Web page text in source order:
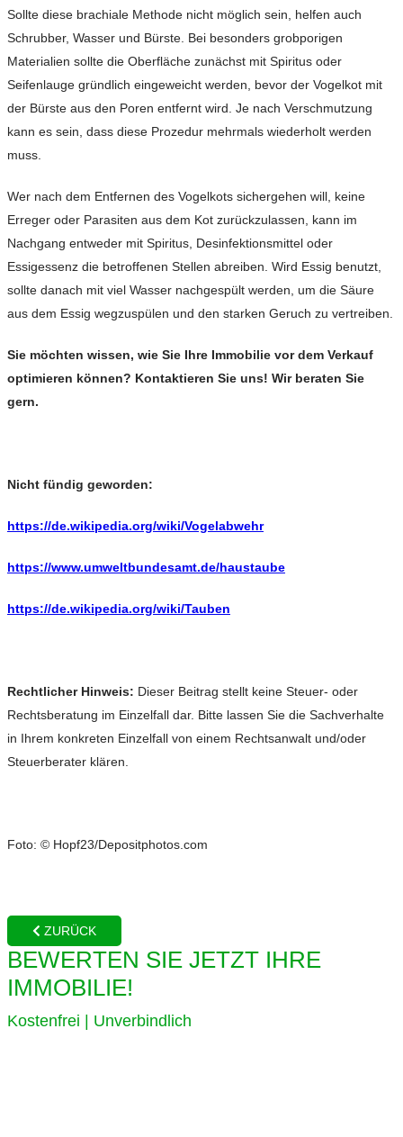
Sollte diese brachiale Methode nicht möglich sein, helfen auch
Schrubber, Wasser und Bürste. Bei besonders grobporigen
Materialien sollte die Oberfläche zunächst mit Spiritus oder
Seifenlauge gründlich eingeweicht werden, bevor der Vogelkot mit
der Bürste aus den Poren entfernt wird. Je nach Verschmutzung
kann es sein, dass diese Prozedur mehrmals wiederholt werden
muss.
Wer nach dem Entfernen des Vogelkots sichergehen will, keine
Erreger oder Parasiten aus dem Kot zurückzulassen, kann im
Nachgang entweder mit Spiritus, Desinfektionsmittel oder
Essigessenz die betroffenen Stellen abreiben. Wird Essig benutzt,
sollte danach mit viel Wasser nachgespült werden, um die Säure
aus dem Essig wegzuspülen und den starken Geruch zu vertreiben.
Sie möchten wissen, wie Sie Ihre Immobilie vor dem Verkauf
optimieren können? Kontaktieren Sie uns! Wir beraten Sie
gern.
Nicht fündig geworden:
https://de.wikipedia.org/wiki/Vogelabwehr
https://www.umweltbundesamt.de/haustaube
https://de.wikipedia.org/wiki/Tauben
Rechtlicher Hinweis: Dieser Beitrag stellt keine Steuer- oder
Rechtsberatung im Einzelfall dar. Bitte lassen Sie die Sachverhalte
in Ihrem konkreten Einzelfall von einem Rechtsanwalt und/oder
Steuerberater klären.
Foto: © Hopf23/Depositphotos.com
ZURÜCK
BEWERTEN SIE JETZT IHRE
IMMOBILIE!
Kostenfrei | Unverbindlich